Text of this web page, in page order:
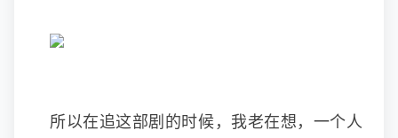
所以在追这部剧的时候，我老在想，一个人